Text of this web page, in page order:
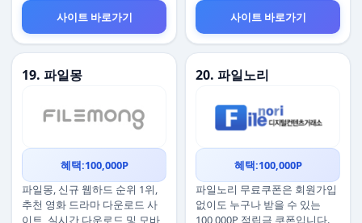
사이트 바로가기
사이트 바로가기
19. 파일몽
혜택:100,000P
파일몽, 신규 웹하드 순위 1위,
추천 영화 드라마 다운로드 사
이트, 실시간 다운로드 및 모바
20. 파일노리
혜택:100,000P
파일노리 무료쿠폰은 회원가입
없이도 누구나 받을 수 있는
100,000P 적립금 쿠폰입니다.